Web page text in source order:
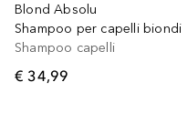
Blond Absolu
Shampoo per capelli biondi
Shampoo capelli
€ 34,99